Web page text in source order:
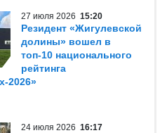
27 июля 2026 15:20
Резидент «Жигулевской
долины» вошел в
топ-10 национального
рейтинга
2026»
24 июля 2026 16:17